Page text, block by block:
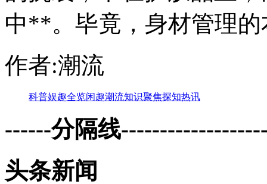
中**。毕竟，身材管理
作者:潮流
科普娱趣全览闲趣潮流知识聚焦探知热讯
------分隔线
头条新闻